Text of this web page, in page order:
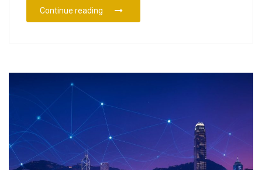
Continue reading “香港薪俸稅計算及報稅指南”